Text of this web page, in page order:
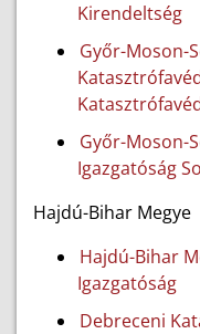
Kirendeltség
Győr-Moson-
Győr-Moson-
Igazgatóság
Hajdú-Bihar Megye
Hajdú-Bihar
Igazgatóság
Debreceni